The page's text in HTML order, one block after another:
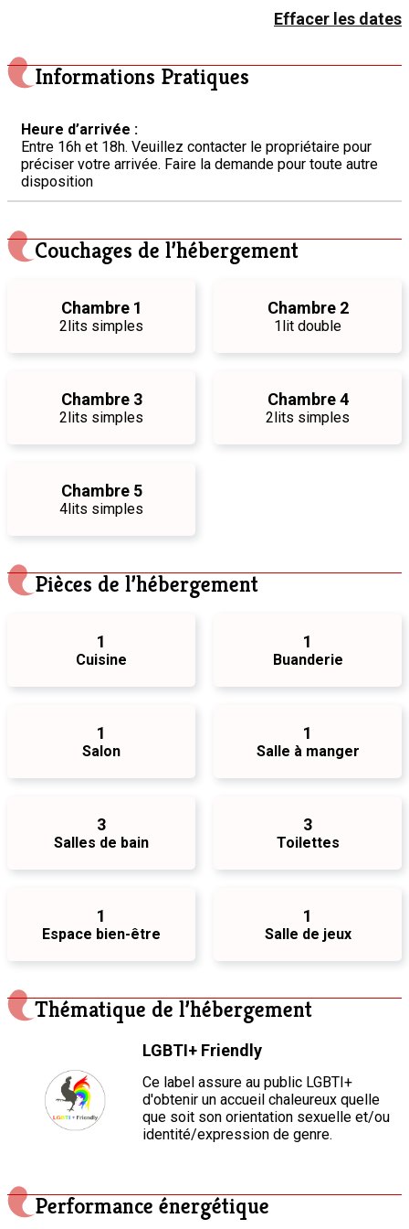
Effacer les dates
Informations Pratiques
Heure d’arrivée :
Entre 16h et 18h. Veuillez contacter le propriétaire pour
préciser votre arrivée. Faire la demande pour toute autre
disposition
Couchages de l’hébergement
Chambre 1
2lits simples
Chambre 2
1lit double
Chambre 3
2lits simples
Chambre 4
2lits simples
Chambre 5
4lits simples
Pièces de l’hébergement
1
Cuisine
1
Buanderie
1
Salon
1
Salle à manger
3
Salles de bain
3
Toilettes
1
Espace bien-être
1
Salle de jeux
Thématique de l’hébergement
LGBTI+ Friendly
Ce label assure au public LGBTI+
d'obtenir un accueil chaleureux quelle
que soit son orientation sexuelle et/ou
identité/expression de genre.
Performance énergétique